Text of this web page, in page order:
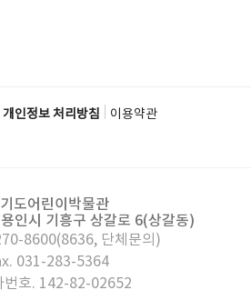
개인정보 처리방침
이용약관
도어린이박물관
인시 기흥구 상갈로 6(상갈동)
8600(8636, 단체문의)
031-283-5364
번호. 142-82-02652